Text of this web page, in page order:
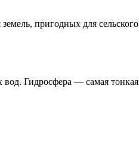
пригодных для
Гидросфера — са­мая